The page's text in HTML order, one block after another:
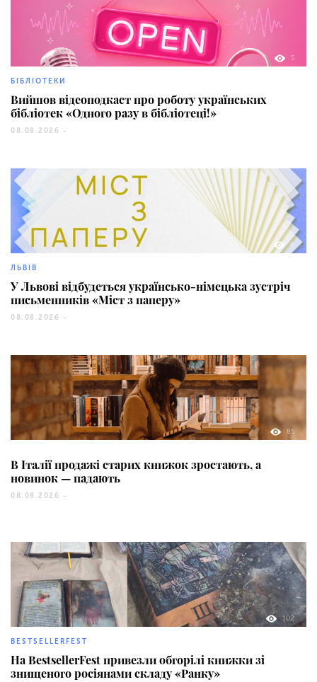
5
БІБЛІОТЕКИ
Вийшов відеоподкаст про роботу українських
бібліотек «Одного разу в бібліотеці!»
08.08.2026 -
6
ЛЬВІВ
У Львові відбудеться українсько-німецька зустріч
письменників «Міст з паперу»
08.08.2026 -
85
В Італії продажі старих книжок зростають, а
новинок — падають
08.08.2026 -
102
BESTSELLERFEST
На BestsellerFest привезли обгорілі книжки зі
знищеного росіянами складу «Ранку»